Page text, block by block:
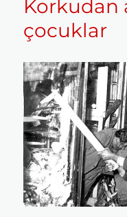
Korkudan
çocuklar